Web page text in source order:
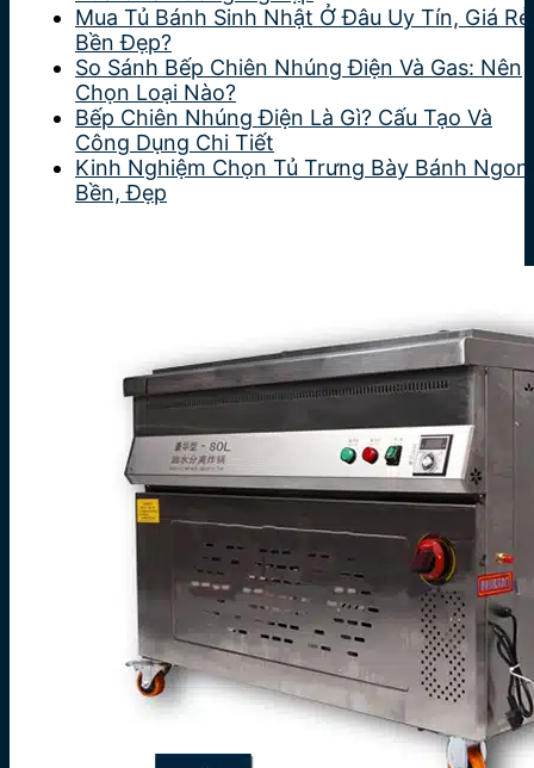
Mua Tủ Bánh Sinh Nhật Ở Đâu Uy Tín, Giá
Bền Đẹp?
So Sánh Bếp Chiên Nhúng Điện Và Gas: Nên
Chọn Loại Nào?
Bếp Chiên Nhúng Điện Là Gì? Cấu Tạo Và
Công Dụng Chi Tiết
Kinh Nghiệm Chọn Tủ Trưng Bày Bánh Ngon,
Bền, Đẹp